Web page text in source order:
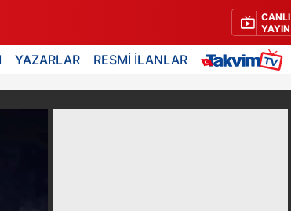
CANLI
YAYIN
YAZARLAR RESMİ İLANLAR